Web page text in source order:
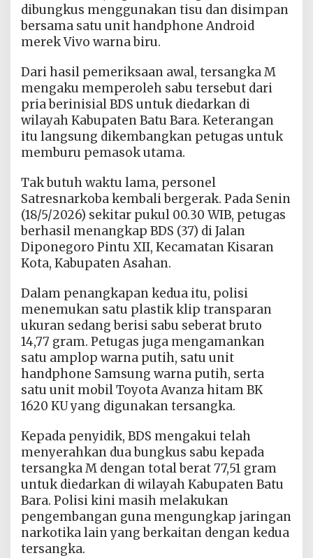
dibungkus menggunakan tisu dan disimpan
bersama satu unit handphone Android
merek Vivo warna biru.
Dari hasil pemeriksaan awal, tersangka M
mengaku memperoleh sabu tersebut dari
pria berinisial BDS untuk diedarkan di
wilayah Kabupaten Batu Bara. Keterangan
itu langsung dikembangkan petugas untuk
memburu pemasok utama.
Tak butuh waktu lama, personel
Satresnarkoba kembali bergerak. Pada Senin
(18/5/2026) sekitar pukul 00.30 WIB, petugas
berhasil menangkap BDS (37) di Jalan
Diponegoro Pintu XII, Kecamatan Kisaran
Kota, Kabupaten Asahan.
Dalam penangkapan kedua itu, polisi
menemukan satu plastik klip transparan
ukuran sedang berisi sabu seberat bruto
14,77 gram. Petugas juga mengamankan
satu amplop warna putih, satu unit
handphone Samsung warna putih, serta
satu unit mobil Toyota Avanza hitam BK
1620 KU yang digunakan tersangka.
Kepada penyidik, BDS mengakui telah
menyerahkan dua bungkus sabu kepada
tersangka M dengan total berat 77,51 gram
untuk diedarkan di wilayah Kabupaten Batu
Bara. Polisi kini masih melakukan
pengembangan guna mengungkap jaringan
narkotika lain yang berkaitan dengan kedua
tersangka.